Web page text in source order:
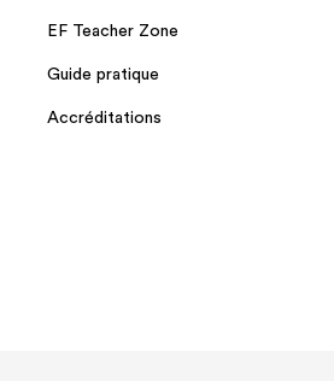
EF Teacher Zone
Guide pratique
Accréditations